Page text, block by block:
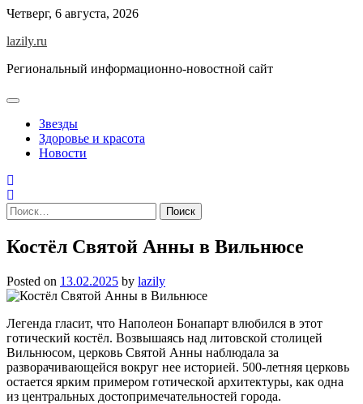
Skip
content
Четверг, 6 августа, 2026
lazily.ru
Региональный информационно-новостной сайт
Звезды
Здоровье и красота
Новости
Найти:
Костёл Святой Анны в Вильнюсе
Posted on 13.02.2025 by lazily
Легенда гласит, что Наполеон Бонапарт влюбился в этот
готический костёл. Возвышаясь над литовской столицей
Вильнюсом, церковь Святой Анны наблюдала за
разворачивающейся вокруг нее историей. 500-летняя церковь
остается ярким примером готической архитектуры, как одна
из центральных достопримечательностей города.